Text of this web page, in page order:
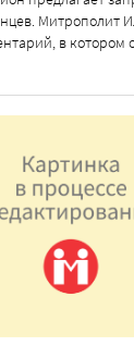
Митрополит
в котором